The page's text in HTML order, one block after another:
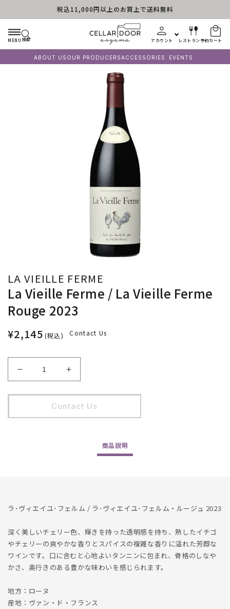
コンテンツに進む税込11,000円以上のお買上で送料無料
MENU 検索 アカウント レストラン予約カート
ABOUT US OUR PRODUCERSACCESSORIES EVENTS
LA VIEILLE FERME
La Vieille Ferme / La Vieille Ferme
Rouge 2023
¥2,145 (税込) Contact Us
Vieille
Ferme
La
を
ら
す
La
Vieille
Ferme
/
La
を
や
す
Contact Us
商品説明
ラ･ヴィエイユ･フェルム / ラ･ヴィエイユ･フェルム・ルージュ 2023
深く美しいチェリー色、輝きを持った透明感を持ち、熟したイチゴ
やチェリーの爽やかな香りとスパイスの複雑な香りに溢れた芳醇な
ワインです。口に含むと心地よいタンニンに包まれ、骨格のしなや
かさ、奥行きのある豊かな味わいを感じられます。
地方：ローヌ
産地：ヴァン・ド・フランス